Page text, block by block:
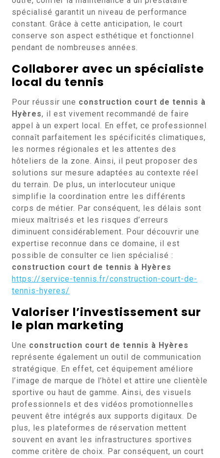
spécialisé garantit un niveau de performance
constant. Grâce à cette anticipation, le court
conserve son aspect esthétique et fonctionnel
pendant de nombreuses années.
Collaborer avec un spécialiste
local du tennis
Pour réussir une construction court de tennis à
Hyères, il est vivement recommandé de faire
appel à un expert local. En effet, ce professionnel
connaît parfaitement les spécificités climatiques,
les normes régionales et les attentes des
hôteliers de la zone. Ainsi, il peut proposer des
solutions sur mesure adaptées au contexte réel
du terrain. De plus, un interlocuteur unique
simplifie la coordination entre les différents
corps de métier. Par conséquent, les délais sont
mieux maîtrisés et les risques d’erreurs
diminuent considérablement. Pour découvrir une
expertise reconnue dans ce domaine, il est
possible de consulter ce lien spécialisé :
construction court de tennis à Hyères
https://service-tennis.fr/construction-court-de-
tennis-hyeres/
Valoriser l’investissement sur
le plan marketing
Une construction court de tennis à Hyères
représente également un outil de communication
stratégique. En effet, cet équipement améliore
l’image de marque de l’hôtel et attire une clientèle
sportive ou haut de gamme. Ainsi, des visuels
professionnels et des vidéos promotionnelles
peuvent être intégrés aux supports digitaux. De
plus, les plateformes de réservation mettent
souvent en avant les infrastructures sportives
comme critère de choix. Par conséquent, un court